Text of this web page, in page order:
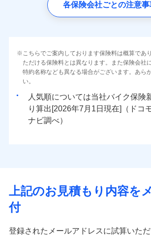
各保険会社ごとの注意事
こちらでご案内しております保険料は概算であ
ただける保険料とは異なります。また保険会社
特約名称なども異なる場合がございます。あら
い。
人気順については当社
り算出[
年 月
日現在]（ドコ
ナビ調べ）
上記のお見積もり内容を
付
登録されたメールアドレスに試算いた